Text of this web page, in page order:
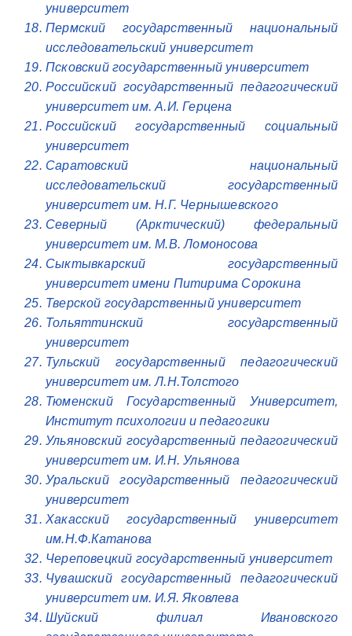
университет
Пермский государственный национальный
исследовательский университет
Псковский государственный университет
Российский государственный педагогический
университет им. А.И. Герцена
Российский государственный социальный
университет
Саратовский национальный
исследовательский государственный
университет им. Н.Г. Чернышевского
Северный (Арктический) федеральный
университет им. М.В. Ломоносова
Сыктывкарский государственный
университет имени Питирима Сорокина
Тверской государственный университет
Тольяттинский государственный
университет
Тульский государственный педагогический
университет им. Л.Н.Толстого
Тюменский Государственный Университет,
Институт психологии и педагогики
Ульяновский государственный педагогический
университет им. И.Н. Ульянова
Уральский государственный педагогический
университет
Хакасский государственный университет
им.Н.Ф.Катанова
Череповецкий государственный университет
Чувашский государственный педагогический
университет им. И.Я. Яковлева
Шуйский филиал Ивановского